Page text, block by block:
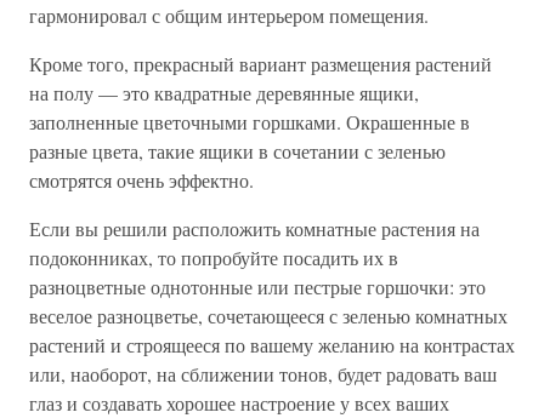
гармонировал с общим интерьером помещения.
Кроме того, прекрасный вариант размещения растений
на полу — это квадратные деревянные ящики,
заполненные цветочными горшками. Окрашенные в
разные цвета, такие ящики в сочетании с зеленью
смотрятся очень эффектно.
Если вы решили расположить комнатные растения на
подоконниках, то попробуйте посадить их в
разноцветные однотонные или пестрые горшочки: это
веселое разноцветье, сочетающееся с зеленью комнатных
растений и строящееся по вашему желанию на контрастах
или, наоборот, на сближении тонов, будет радовать ваш
глаз и создавать хорошее настроение у всех ваших